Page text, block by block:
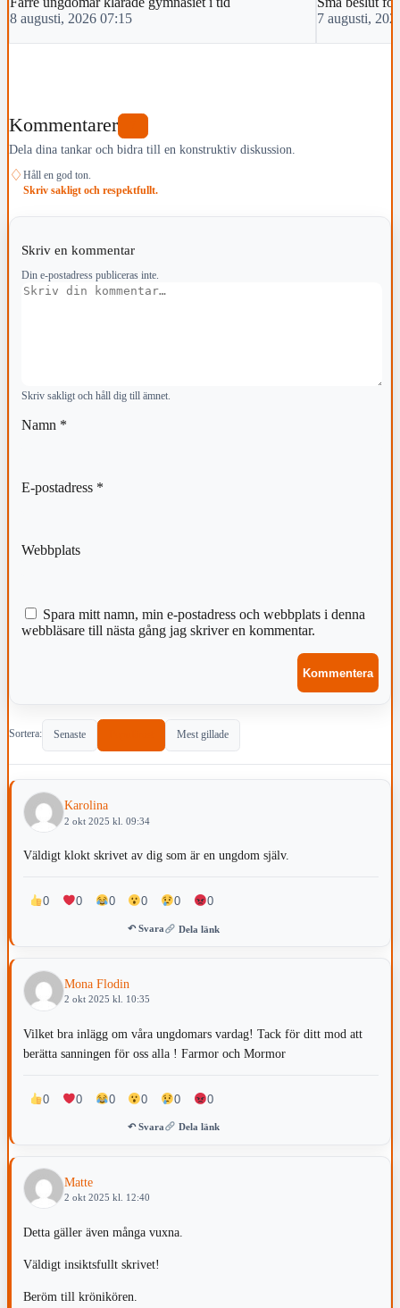
8 augusti, 2026 07:15
7 augusti,
Kommentarer
Dela dina tankar och bidra till en konstruktiv diskussion.
♢ Håll en god ton.
Skriv sakligt och respektfullt.
Skriv en kommentar
Din e-postadress publiceras inte.
Kommentar
Skriv sakligt och håll dig till ämnet.
Namn *
E-postadress *
Webbplats
Spara mitt namn, min e-postadress och webbplats i denna
webbläsare till nästa gång jag skriver en kommentar.
Sortera: Senaste Mest gillade
Karolina
2 okt 2025 kl. 09:34
Väldigt klokt skrivet av dig som är en ungdom själv.
0 0 0 0 0 0
↶ Svara Dela länk
Mona Flodin
2 okt 2025 kl. 10:35
Vilket bra inlägg om våra ungdomars vardag! Tack för ditt mod att
berätta sanningen för oss alla ! Farmor och Mormor
0 0 0 0 0 0
↶ Svara Dela länk
Matte
2 okt 2025 kl. 12:40
Detta gäller även många vuxna.
Väldigt insiktsfullt skrivet!
Beröm till krönikören.